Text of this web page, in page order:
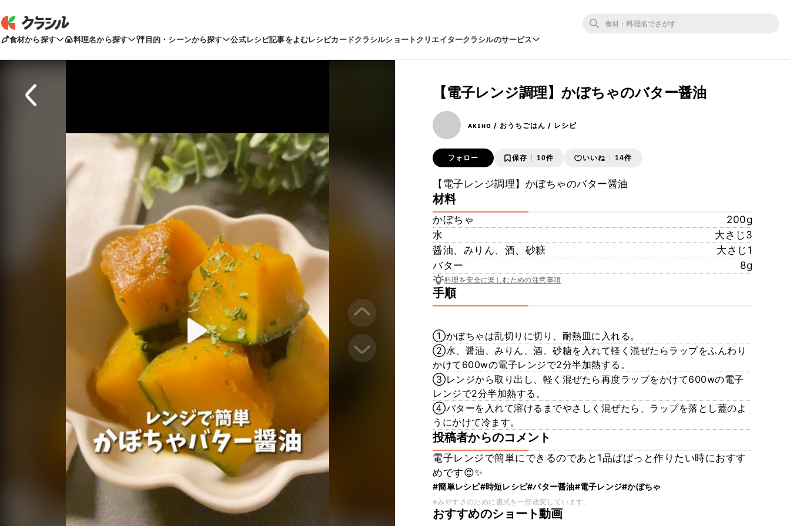
食材から探す 料理名から探す 目的・シーンから探す 公式レシピ記事をよむレシピカードクラシルショートクリエイタークラシルのサービス
【電子レンジ調理】かぼちゃのバター醤油
ᴀᴋɪʜᴏ / おうちごはん / レシピ
フォロー 保存 10件 いいね 14件
【電子レンジ調理】かぼちゃのバター醤油
材料
かぼちゃ
200g
水
大さじ3
醤油、みりん、酒、砂糖
大さじ1
バター
8g
料理を安全に楽しむための注意事項
手順
①かぼちゃは乱切りに切り、耐熱皿に入れる。
②水、醤油、みりん、酒、砂糖を入れて軽く混ぜたらラップをふんわり
かけて600wの電子レンジで2分半加熱する。
③レンジから取り出し、軽く混ぜたら再度ラップをかけて600wの電子
レンジで2分半加熱する。
④バターを入れて溶けるまでやさしく混ぜたら、ラップを落とし蓋のよ
うにかけて冷ます。
投稿者からのコメント
電子レンジで簡単にできるのであと1品ぱぱっと作りたい時におすす
めです😍✨
#簡単レシピ#時短レシピ#バター醤油#電子レンジ#かぼちゃ
※みやすさのために書式を一部改変しています。
おすすめのショート動画